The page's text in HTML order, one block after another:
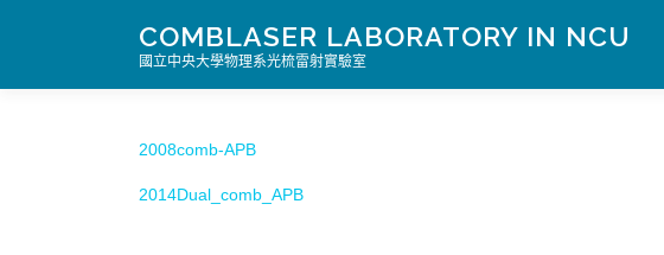
要
COMBLASER LABORATORY IN NCU
國立中央大學物理系光梳雷射實驗室
2008comb-APB
2014Dual_comb_APB